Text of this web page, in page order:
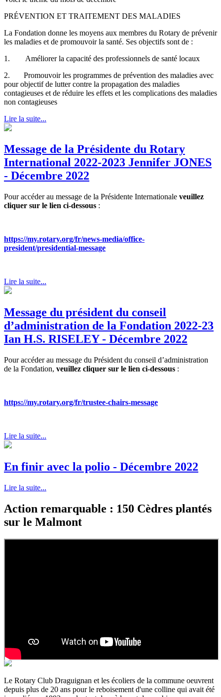
PRÉVENTION ET TRAITEMENT DES MALADIES
La Fondation donne les moyens aux membres du Rotary de prévenir
les maladies et de promouvoir la santé. Ses objectifs sont de :
1. Améliorer la capacité des professionnels de santé locaux
2. Promouvoir les programmes de prévention des maladies avec
pour objectif de lutter contre la propagation des maladies
contagieuses et de réduire les effets et les complications des maladies
non contagieuses
Lire la suite...
Message de la Présidente du Rotary
International 2022-2023 Jennifer JONES
- Décembre 2022
Pour accéder au message de la Présidente Internationale veuillez
cliquer sur le lien ci-dessous :
https://my.rotary.org/fr/news-media/office-
president/presidential-message
Lire la suite...
Message du président du conseil
d’administration de la Fondation 2022-23
Ian H.S. RISELEY - Décembre 2022
Pour accéder au message du Président du conseil d’administration
de la Fondation, veuillez cliquer sur le lien ci-dessous :
https://my.rotary.org/fr/trustee-chairs-message
Lire la suite...
En finir avec la polio - Décembre 2022
Lire la suite...
Action remarquable : 150 Cèdres plantés
sur le Malmont
Le Rotary Club Draguignan et les écoliers de la commune oeuvrent
depuis plus de 20 ans pour le reboisement d'une colline qui avait été